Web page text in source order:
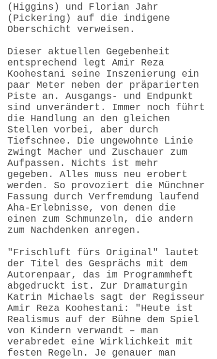
(Higgins) und Florian Jahr
(Pickering) auf die indigene
Oberschicht verweisen.
Dieser aktuellen Gegebenheit
entsprechend legt Amir Reza
Koohestani seine Inszenierung ein
paar Meter neben der präparierten
Piste an. Ausgangs- und Endpunkt
sind unverändert. Immer noch führt
die Handlung an den gleichen
Stellen vorbei, aber durch
Tiefschnee. Die ungewohnte Linie
zwingt Macher und Zuschauer zum
Aufpassen. Nichts ist mehr
gegeben. Alles muss neu erobert
werden. So provoziert die Münchner
Fassung durch Verfremdung laufend
Aha-Erlebnisse, von denen die
einen zum Schmunzeln, die andern
zum Nachdenken anregen.
"Frischluft fürs Original" lautet
der Titel des Gesprächs mit dem
Autorenpaar, das im Programmheft
abgedruckt ist. Zur Dramaturgin
Katrin Michaels sagt der Regisseur
Amir Reza Koohestani: "Heute ist
Realismus auf der Bühne dem Spiel
von Kindern verwandt – man
verabredet eine Wirklichkeit mit
festen Regeln. Je genauer man